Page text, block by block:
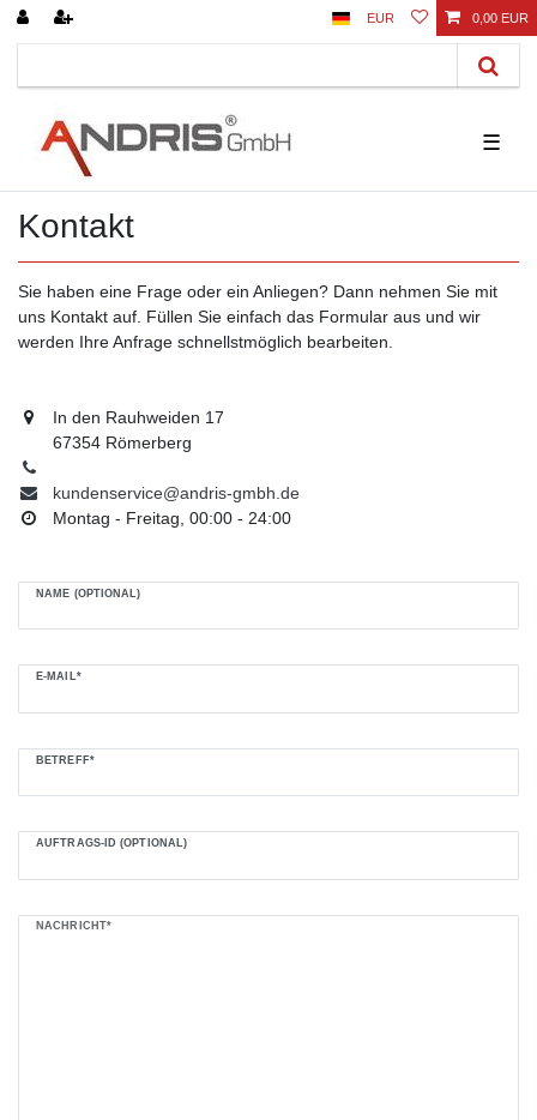
EUR 0,00 EUR
☰
Kontakt
Sie haben eine Frage oder ein Anliegen? Dann nehmen Sie mit
uns Kontakt auf. Füllen Sie einfach das Formular aus und wir
werden Ihre Anfrage schnellstmöglich bearbeiten.
In den Rauhweiden 17
67354 Römerberg
kundenservice@andris-gmbh.de
Montag - Freitag, 00:00 - 24:00
NAME (OPTIONAL)
E-MAIL*
BETREFF*
AUFTRAGS-ID (OPTIONAL)
NACHRICHT*